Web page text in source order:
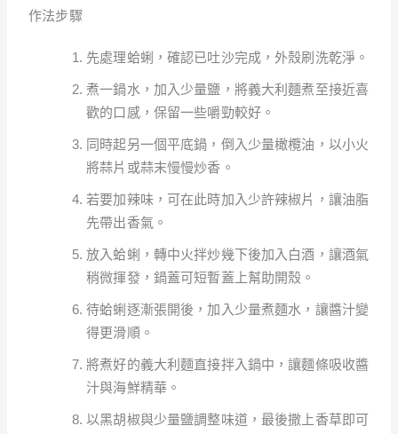
作法步驟
先處理蛤蜊，確認已吐沙完成，外殼刷洗乾淨。
煮一鍋水，加入少量鹽，將義大利麵煮至接近喜
歡的口感，保留一些嚼勁較好。
同時起另一個平底鍋，倒入少量橄欖油，以小火
將蒜片或蒜末慢慢炒香。
若要加辣味，可在此時加入少許辣椒片，讓油脂
先帶出香氣。
放入蛤蜊，轉中火拌炒幾下後加入白酒，讓酒氣
稍微揮發，鍋蓋可短暫蓋上幫助開殼。
待蛤蜊逐漸張開後，加入少量煮麵水，讓醬汁變
得更滑順。
將煮好的義大利麵直接拌入鍋中，讓麵條吸收醬
汁與海鮮精華。
以黑胡椒與少量鹽調整味道，最後撒上香草即可